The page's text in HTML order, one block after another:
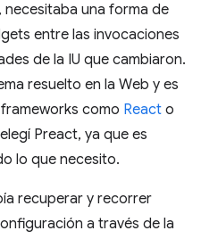
una forma de
entre las invocaciones
de la IU que cambiaron.
resuelto en la Web y es
como React o
Preact, ya que es
lo que necesito.
recuperar y recorrer
a través de la